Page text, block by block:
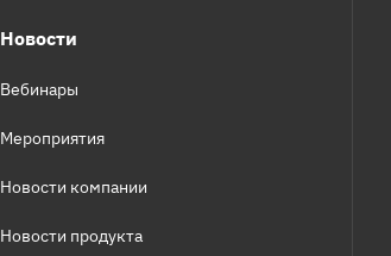
Новости
Вебинары
Мероприятия
Новости компании
Новости продукта